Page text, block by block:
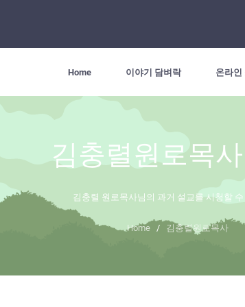
Home 이야기 담벼락 온라인
김충렬원로목
김충렬 원로목사님의 과거 설교를 시청할 수
Home / 김충렬원로목사